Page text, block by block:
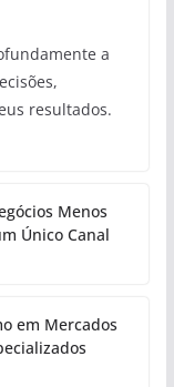
a
resultados.
Menos
Único Canal
em Mercados